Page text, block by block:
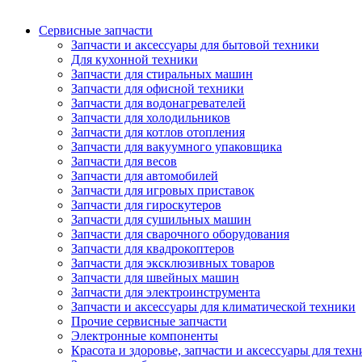
Сервисные запчасти
Запчасти и аксессуары для бытовой техники
Для кухонной техники
Запчасти для стиральных машин
Запчасти для офисной техники
Запчасти для водонагревателей
Запчасти для холодильников
Запчасти для котлов отопления
Запчасти для вакуумного упаковщика
Запчасти для весов
Запчасти для автомобилей
Запчасти для игровых приставок
Запчасти для гироскутеров
Запчасти для сушильных машин
Запчасти для сварочного оборудования
Запчасти для квадрокоптеров
Запчасти для эксклюзивных товаров
Запчасти для швейных машин
Запчасти для электроинструмента
Запчасти и аксессуары для климатической техники
Прочие сервисные запчасти
Электронные компоненты
Красота и здоровье, запчасти и аксессуары для